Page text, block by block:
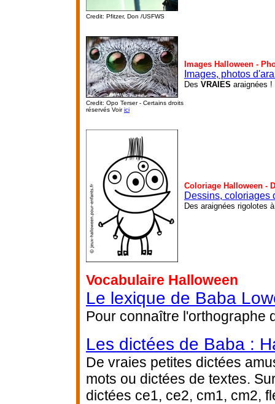
Credit: Pfitzer, Don /USFWS
Credit: Opo Terser - Certains droits
réservés Voirici
Images Halloween -
Images, photos
Des VRAIES araignées !
Coloriage Halloween -
Dessins, coloriages
Des araignées rigolotes
Vocabulaire Halloween
Le lexique de Baba
Pour connaître l'orthographe
Les dictées de Baba :
De vraies petites dictées
mots ou dictées de textes.
dictées ce1, ce2, cm1, cm2,